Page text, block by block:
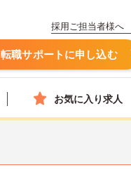
採用ご担当者様へ
転職サポートに申し込む
お気に入り求人